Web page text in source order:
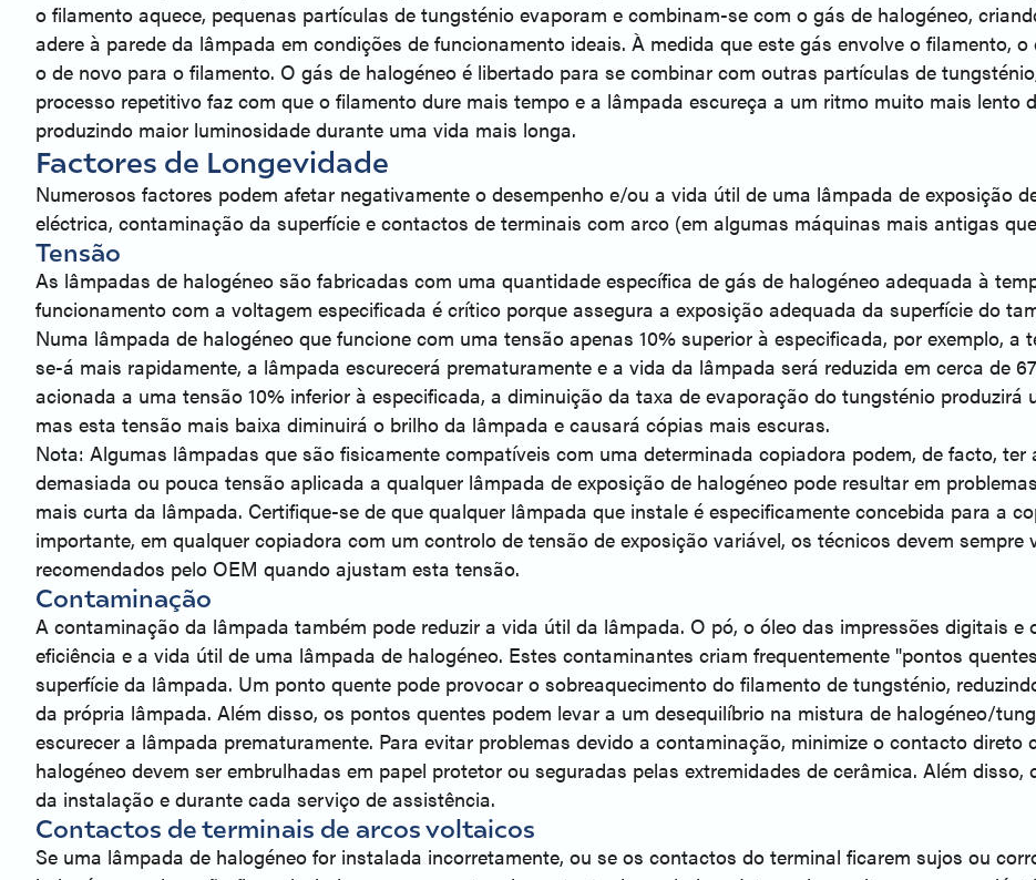
o filamento aquece, pequenas partículas de tungsténio evaporam e combinam-se com o gás de halogéneo,
adere à parede da lâmpada em condições de funcionamento ideais. À medida que este gás envolve o filamento,
o de novo para o filamento. O gás de halogéneo é libertado para se combinar com outras partículas de
processo repetitivo faz com que o filamento dure mais tempo e a lâmpada escureça a um ritmo muito mais lento
produzindo maior luminosidade durante uma vida mais longa.
Factores de Longevidade
Numerosos factores podem afetar negativamente o desempenho e/ou a vida útil de uma lâmpada de exposição
eléctrica, contaminação da superfície e contactos de terminais com arco (em algumas máquinas mais antigas
Tensão
As lâmpadas de halogéneo são fabricadas com uma quantidade específica de gás de halogéneo adequada à
funcionamento com a voltagem especificada é crítico porque assegura a exposição adequada da superfície do
Numa lâmpada de halogéneo que funcione com uma tensão apenas 10% superior à especificada, por exemplo,
se-á mais rapidamente, a lâmpada escurecerá prematuramente e a vida da lâmpada será reduzida em cerca de
acionada a uma tensão 10% inferior à especificada, a diminuição da taxa de evaporação do tungsténio
mas esta tensão mais baixa diminuirá o brilho da lâmpada e causará cópias mais escuras.
Nota: Algumas lâmpadas que são fisicamente compatíveis com uma determinada copiadora podem, de facto,
demasiada ou pouca tensão aplicada a qualquer lâmpada de exposição de halogéneo pode resultar em
mais curta da lâmpada. Certifique-se de que qualquer lâmpada que instale é especificamente concebida para a
importante, em qualquer copiadora com um controlo de tensão de exposição variável, os técnicos devem
recomendados pelo OEM quando ajustam esta tensão.
Contaminação
A contaminação da lâmpada também pode reduzir a vida útil da lâmpada. O pó, o óleo das impressões digitais
eficiência e a vida útil de uma lâmpada de halogéneo. Estes contaminantes criam frequentemente "pontos
superfície da lâmpada. Um ponto quente pode provocar o sobreaquecimento do filamento de tungsténio,
da própria lâmpada. Além disso, os pontos quentes podem levar a um desequilíbrio na mistura de halogéneo/
escurecer a lâmpada prematuramente. Para evitar problemas devido a contaminação, minimize o contacto
halogéneo devem ser embrulhadas em papel protetor ou seguradas pelas extremidades de cerâmica. Além
da instalação e durante cada serviço de assistência.
Contactos de terminais de arcos voltaicos
Se uma lâmpada de halogéneo for instalada incorretamente, ou se os contactos do terminal ficarem sujos ou